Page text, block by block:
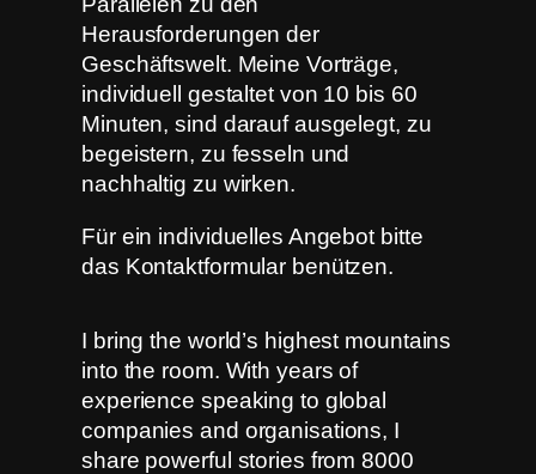
Herausforderungen der
Geschäftswelt. Meine Vorträge,
individuell gestaltet von 10 bis 60
Minuten, sind darauf ausgelegt, zu
begeistern, zu fesseln und
nachhaltig zu wirken.
Für ein individuelles Angebot bitte
das Kontaktformular benützen.
I bring the world’s highest mountains
into the room. With years of
experience speaking to global
companies and organisations, I
share powerful stories from 8000